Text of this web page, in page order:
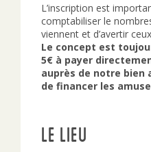
L’inscription est
comptabiliser le
viennent et d’avertir
Le concept est
5€ à payer
auprès de notre bien
de financer les
Le lieu